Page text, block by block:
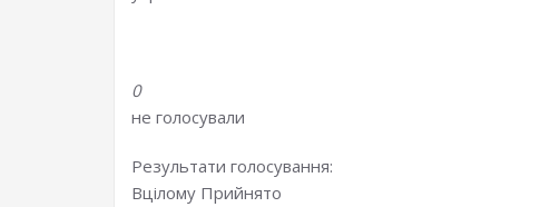
0
не голосували
Результати голосування:
Вцілому Прийнято